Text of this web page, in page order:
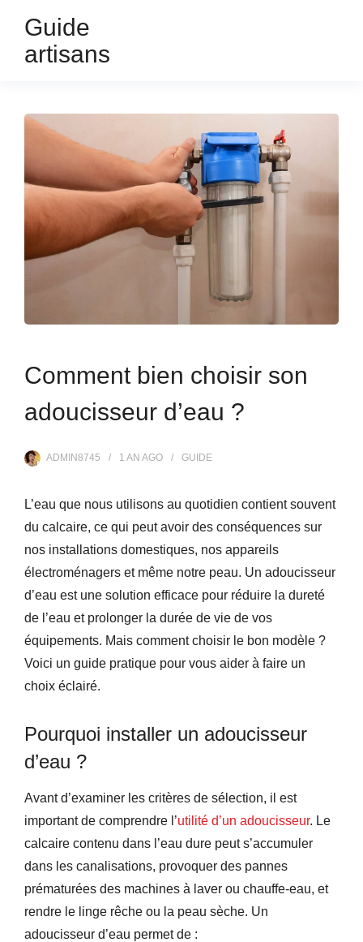
Guide
artisans
Comment bien choisir son
adoucisseur d’eau ?
ADMIN8745 1 AN AGO GUIDE
L’eau que nous utilisons au quotidien contient souvent
du calcaire, ce qui peut avoir des conséquences sur
nos installations domestiques, nos appareils
électroménagers et même notre peau. Un adoucisseur
d’eau est une solution efficace pour réduire la dureté
de l’eau et prolonger la durée de vie de vos
équipements. Mais comment choisir le bon modèle ?
Voici un guide pratique pour vous aider à faire un
choix éclairé.
Pourquoi installer un adoucisseur
d’eau ?
Avant d’examiner les critères de sélection, il est
important de comprendre l’utilité d’un adoucisseur. Le
calcaire contenu dans l’eau dure peut s’accumuler
dans les canalisations, provoquer des pannes
prématurées des machines à laver ou chauffe-eau, et
rendre le linge rêche ou la peau sèche. Un
adoucisseur d’eau permet de :